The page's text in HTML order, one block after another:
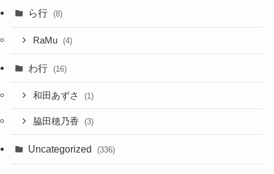
ら行 (8)
RaMu (4)
わ行 (16)
和田あずさ (1)
脇田穂乃香 (3)
Uncategorized (336)